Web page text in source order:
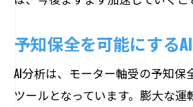
予知保全を可能にする
AI分析は、モーター軸受の予知保
ツールとなっています。膨大な運